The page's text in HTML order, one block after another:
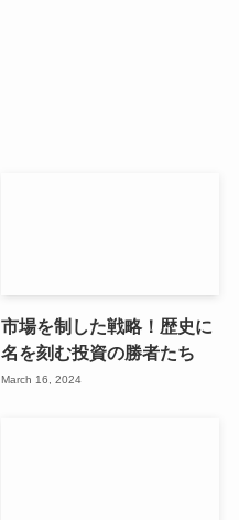
市場を制した戦略！歴史に
名を刻む投資の勝者たち
March 16, 2024